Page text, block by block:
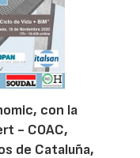
con la
- COAC,
de Cataluña,